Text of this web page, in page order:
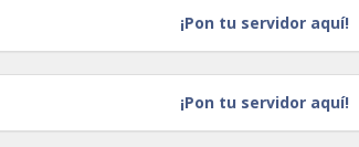
¡Pon tu servidor aquí!
¡Pon tu servidor aquí!